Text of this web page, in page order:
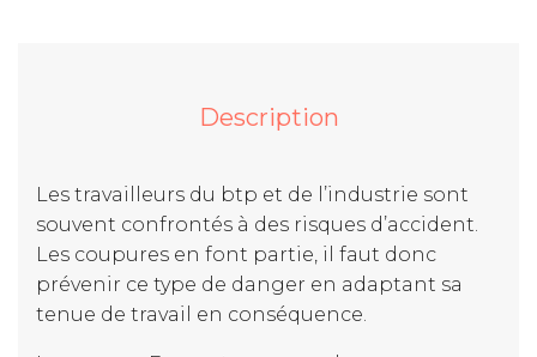
Description
Les travailleurs du btp et de l’industrie sont
souvent confrontés à des risques d’accident.
Les coupures en font partie, il faut donc
prévenir ce type de danger en adaptant sa
tenue de travail en conséquence.